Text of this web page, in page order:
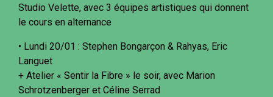
Studio Velette, avec 3 équipes artistiques qui donnent
le cours en alternance
• Lundi 20/01 : Stephen Bongarçon & Rahyas, Eric
Languet
+ Atelier « Sentir la Fibre » le soir, avec Marion
Schrotzenberger et Céline Serrad